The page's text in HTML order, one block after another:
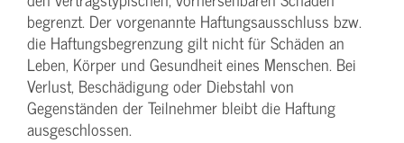
begrenzt. Der vorgenannte Haftungs­ausschluss bzw.
die Haftungs­begrenzung gilt nicht für Schäden an
Leben, Körper und Gesundheit eines Menschen. Bei
Verlust, Beschädigung oder Diebstahl von
Gegenständen der Teilnehmer bleibt die Haftung
ausgeschlossen.